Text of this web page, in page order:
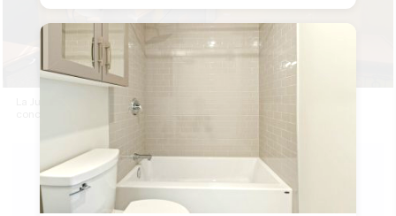
La Junta ha convalidado el decreto para dar 4,5 millones a colegios
concertados por limpieza covid.
LAVOZDELSUR.ES
10/01/2022 Actualizado: 10/01/2022 - 16:21